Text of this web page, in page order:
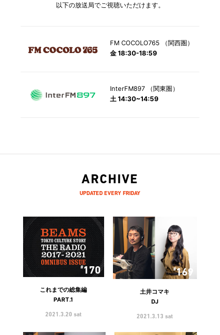
以下の放送局でご視聴いただけます。
FM COCOLO765 （関西圏）
金 18:30-18:59
InterFM897 （関東圏）
土 14:30~14:59
ARCHIVE
UPDATED EVERY FRIDAY
170
これまでの総集編
PART.1
2021.3.20 sat
169
土井コマキ
DJ
2021.3.13 sat